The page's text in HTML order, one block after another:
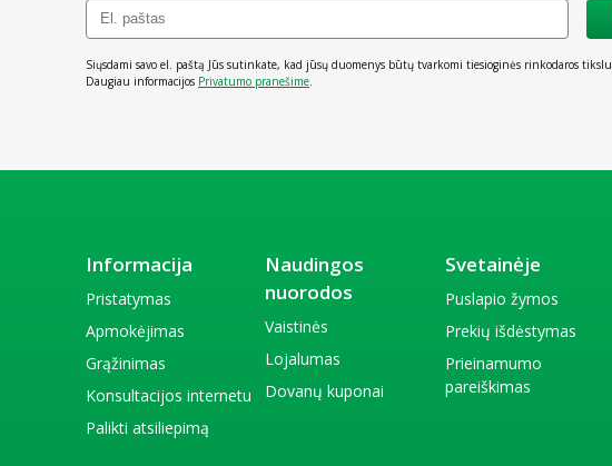
Siųsdami savo el. paštą Jūs sutinkate, kad jūsų duomenys būtų tvarkomi tiesioginės rinkodaros tikslu.
Daugiau informacijos Privatumo pranešime
Informacija
Pristatymas
Apmokėjimas
Grąžinimas
Konsultacijos internetu
Palikti atsiliepimą
Naudingos
nuorodos
Vaistinės
Lojalumas
Dovanų kuponai
Svetainėje
Puslapio žymos
Prekių išdėstymas
Prieinamumo
pareiškimas